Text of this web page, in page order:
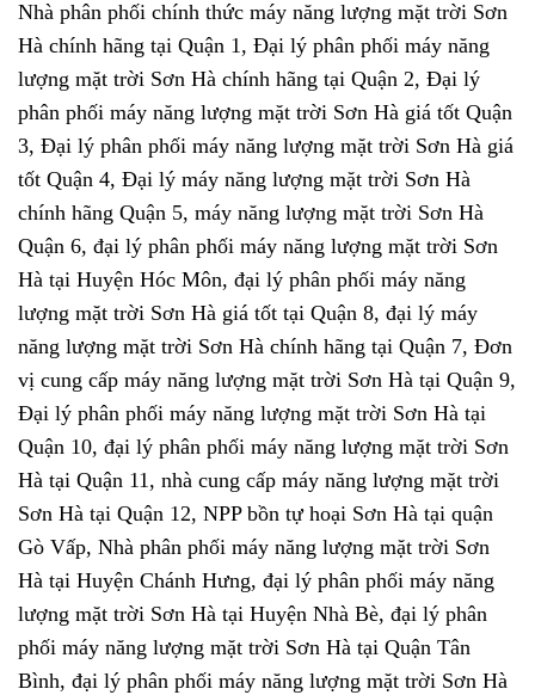
Nhà phân phối chính thức máy năng lượng mặt trời Sơn
Hà chính hãng tại Quận 1, Đại lý phân phối máy năng
lượng mặt trời Sơn Hà chính hãng tại Quận 2, Đại lý
phân phối máy năng lượng mặt trời Sơn Hà giá tốt Quận
3, Đại lý phân phối máy năng lượng mặt trời Sơn Hà giá
tốt Quận 4, Đại lý máy năng lượng mặt trời Sơn Hà
chính hãng Quận 5, máy năng lượng mặt trời Sơn Hà
Quận 6, đại lý phân phối máy năng lượng mặt trời Sơn
Hà tại Huyện Hóc Môn, đại lý phân phối máy năng
lượng mặt trời Sơn Hà giá tốt tại Quận 8, đại lý máy
năng lượng mặt trời Sơn Hà chính hãng tại Quận 7, Đơn
vị cung cấp máy năng lượng mặt trời Sơn Hà tại Quận 9,
Đại lý phân phối máy năng lượng mặt trời Sơn Hà tại
Quận 10, đại lý phân phối máy năng lượng mặt trời Sơn
Hà tại Quận 11, nhà cung cấp máy năng lượng mặt trời
Sơn Hà tại Quận 12, NPP bồn tự hoại Sơn Hà tại quận
Gò Vấp, Nhà phân phối máy năng lượng mặt trời Sơn
Hà tại Huyện Chánh Hưng, đại lý phân phối máy năng
lượng mặt trời Sơn Hà tại Huyện Nhà Bè, đại lý phân
phối máy năng lượng mặt trời Sơn Hà tại Quận Tân
Bình, đại lý phân phối máy năng lượng mặt trời Sơn Hà